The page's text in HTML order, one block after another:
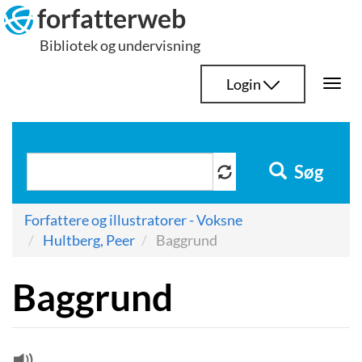
Hop
til
indhold
forfatterweb
Bibliotek og undervisning
Login
Søg
Forfattere og illustratorer - Voksne
Hultberg, Peer
Baggrund
Baggrund